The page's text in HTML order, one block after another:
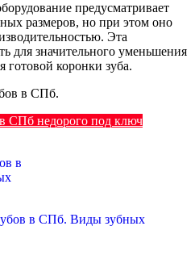
предусматривает
размеров, но при этом оно
Эта
для значительного уменьшения
готовой коронки зуба.
в СПб.
СПб недорого под ключ
в СПб. Виды зубных